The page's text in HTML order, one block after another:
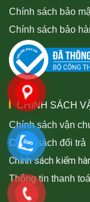
Chính sách bảo
Chính sách bảo
CHÍNH SÁCH
Chính sách vận
Chính sách đổi trả
Chính sách kiểm
Thông tin thanh